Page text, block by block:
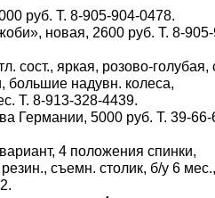
руб. Т. 8-905-904-0478.
новая, 2600 руб. Т. 8-
сост., яркая, розово-голубая,
большие надувн. колеса,
Т. 8-913-328-4439.
Германии, 5000 руб. Т. 39-66-
4 положения спинки,
съемн. столик, б/у 6